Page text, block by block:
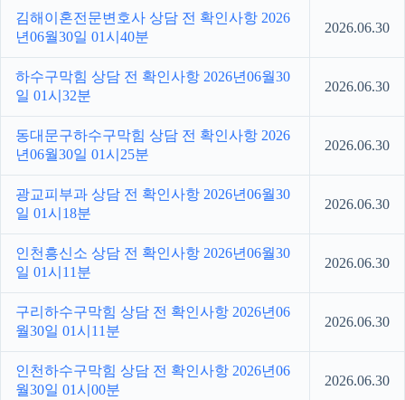
김해이혼전문변호사 상담 전 확인사항 2026
년06월30일 01시40분
2026.06.30
하수구막힘 상담 전 확인사항 2026년06월30
일 01시32분
2026.06.30
동대문구하수구막힘 상담 전 확인사항 2026
년06월30일 01시25분
2026.06.30
광교피부과 상담 전 확인사항 2026년06월30
일 01시18분
2026.06.30
인천흥신소 상담 전 확인사항 2026년06월30
일 01시11분
2026.06.30
구리하수구막힘 상담 전 확인사항 2026년06
월30일 01시11분
2026.06.30
인천하수구막힘 상담 전 확인사항 2026년06
월30일 01시00분
2026.06.30